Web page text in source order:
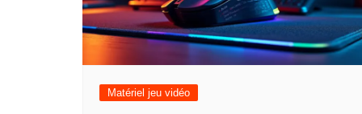
Matériel jeu vidéo